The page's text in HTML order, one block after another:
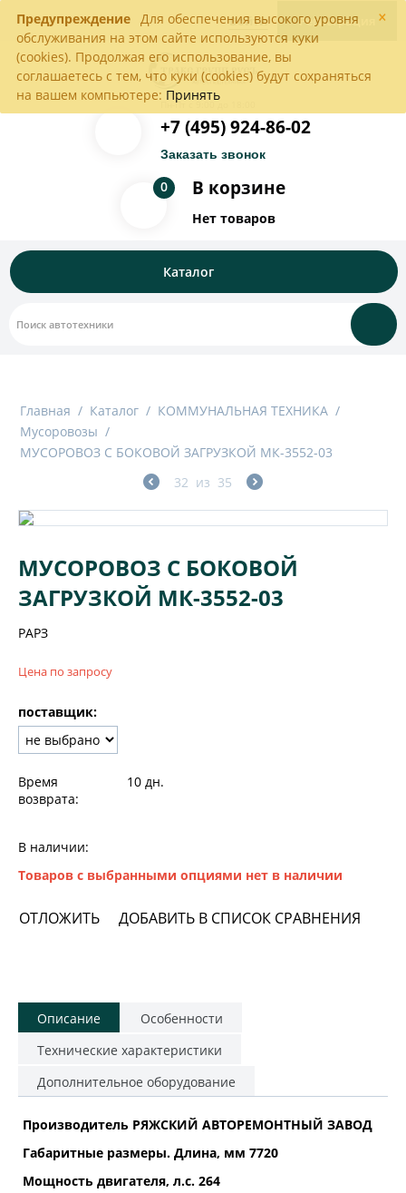
×
Предупреждение Для обеспечения высокого уровня
обслуживания на этом сайте используются куки
(cookies). Продолжая его использование, вы
соглашаетесь с тем, что куки (cookies) будут сохраняться
на вашем компьютере: Принять
Войти Регистрация
Пн-Пт с 9:00 до 18:00
+7 (495) 924-86-02
Заказать звонок
В корзине
0
Нет товаров
Каталог
Главная / Каталог / КОММУНАЛЬНАЯ ТЕХНИКА /
Мусоровозы /
МУСОРОВОЗ С БОКОВОЙ ЗАГРУЗКОЙ МК-3552-03
32 из 35
МУСОРОВОЗ С БОКОВОЙ
ЗАГРУЗКОЙ МК-3552-03
РАРЗ
Цена по запросу
поставщик:
Время
возврата:
10 дн.
В наличии:
Товаров с выбранными опциями нет в наличии
ОТЛОЖИТЬ ДОБАВИТЬ В СПИСОК СРАВНЕНИЯ
Описание
Особенности
Технические характеристики
Дополнительное оборудование
Производитель РЯЖСКИЙ АВТОРЕМОНТНЫЙ ЗАВОД
Габаритные размеры. Длина, мм 7720
Мощность двигателя, л.с. 264